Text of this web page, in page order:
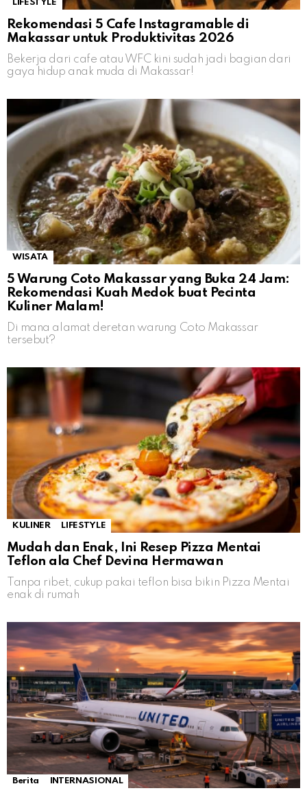
LIFESTYLE
Rekomendasi 5 Cafe Instagramable di
Makassar untuk Produktivitas 2026
Bekerja dari cafe atau WFC kini sudah jadi bagian dari
gaya hidup anak muda di Makassar!
WISATA
5 Warung Coto Makassar yang Buka 24 Jam:
Rekomendasi Kuah Medok buat Pecinta
Kuliner Malam!
Di mana alamat deretan warung Coto Makassar
tersebut?
KULINER LIFESTYLE
Mudah dan Enak, Ini Resep Pizza Mentai
Teflon ala Chef Devina Hermawan
Tanpa ribet, cukup pakai teflon bisa bikin Pizza Mentai
enak di rumah
Berita INTERNASIONAL